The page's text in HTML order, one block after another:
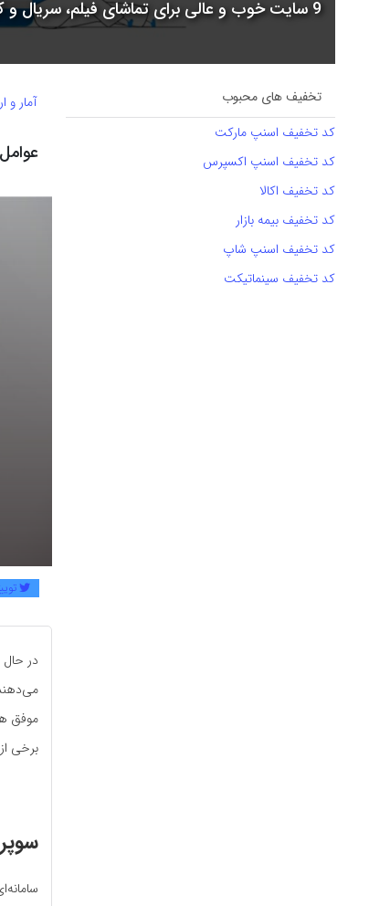
9 سایت خوب و عالی برای تماشای فیلم، سریال و کارتون + جدول مقایسه
تخفیف های محبوب
کد تخفیف اسنپ مارکت
کد تخفیف اسنپ اکسپرس
کد تخفیف اکالا
کد تخفیف بیمه بازار
کد تخفیف اسنپ شاپ
کد تخفیف سینماتیکت
آمار و
در
موفق
برخی